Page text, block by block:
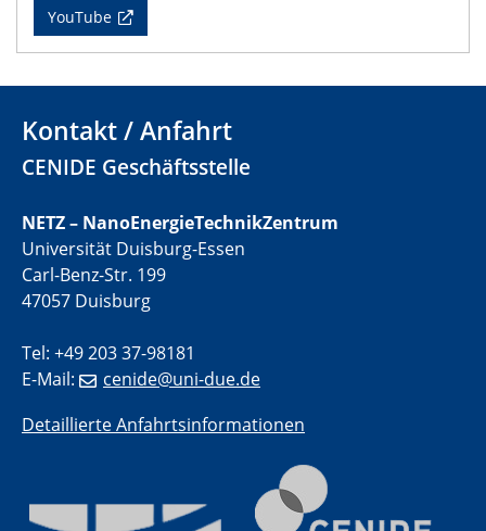
22.05.2024
CENIDE Mitgliederversammlung
22.05.2024
29.05.2024
04.06.2024
SFB 1242 Kolloquium
GDCh Kolloquium
Antrittsvorlesung
10.06.2024
Bundesanstalt für Materialforschung und -prüfung
YouTube
Kontakt / Anfahrt
CENIDE Geschäftsstelle
NETZ – NanoEnergieTechnikZentrum
Universität Duisburg-Essen
Carl-Benz-Str. 199
47057 Duisburg
Tel: +49 203 37-98181
E-Mail:
cenide@uni-due.de
Detaillierte Anfahrtsinformationen